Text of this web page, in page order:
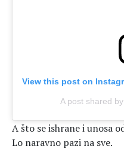
View this post on
A post shared
A što se ishrane i unosa
Lo naravno pazi na sve.